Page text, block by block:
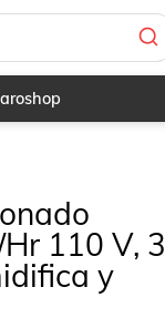
110 V, 3
y